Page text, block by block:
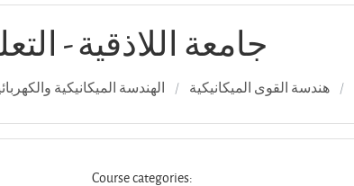
جامعة اللاذقية -
الهندسة الميكانيكية هندسة القوى الميكانيكية
Course categories: